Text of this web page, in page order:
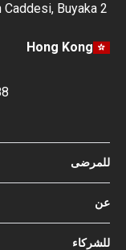
Caddesi,
Hong Kong